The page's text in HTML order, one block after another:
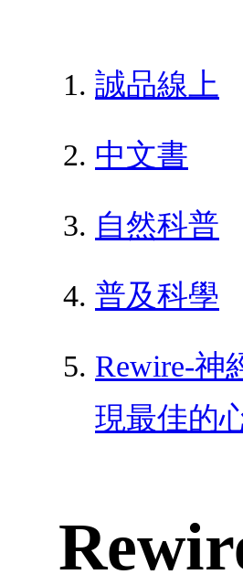
誠品線上
中文書
自然科普
普及科學
Rewire-神
現最佳的